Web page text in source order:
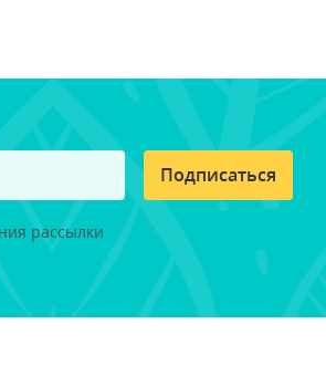
Подписаться
рассылки